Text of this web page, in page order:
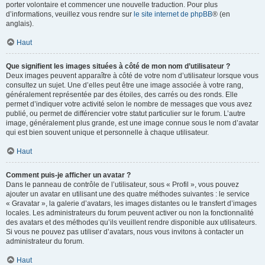
porter volontaire et commencer une nouvelle traduction. Pour plus
d’informations, veuillez vous rendre sur le site internet de phpBB® (en
anglais).
Haut
Que signifient les images situées à côté de mon nom d’utilisateur ?
Deux images peuvent apparaître à côté de votre nom d’utilisateur lorsque vous
consultez un sujet. Une d’elles peut être une image associée à votre rang,
généralement représentée par des étoiles, des carrés ou des ronds. Elle
permet d’indiquer votre activité selon le nombre de messages que vous avez
publié, ou permet de différencier votre statut particulier sur le forum. L’autre
image, généralement plus grande, est une image connue sous le nom d’avatar
qui est bien souvent unique et personnelle à chaque utilisateur.
Haut
Comment puis-je afficher un avatar ?
Dans le panneau de contrôle de l’utilisateur, sous « Profil », vous pouvez
ajouter un avatar en utilisant une des quatre méthodes suivantes : le service
« Gravatar », la galerie d’avatars, les images distantes ou le transfert d’images
locales. Les administrateurs du forum peuvent activer ou non la fonctionnalité
des avatars et des méthodes qu’ils veuillent rendre disponible aux utilisateurs.
Si vous ne pouvez pas utiliser d’avatars, nous vous invitons à contacter un
administrateur du forum.
Haut